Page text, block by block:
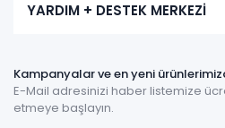
YARDIM + DESTEK MERKEZİ
Kampanyalar ve en yeni
E-Mail adresinizi haber listemize
etmeye başlayın.